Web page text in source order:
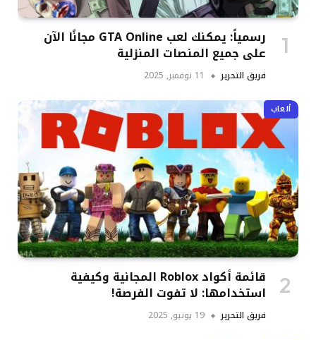
رسمياً: يمكنك لعب GTA Online مجانًا الآن
على جميع المنصات المنزلية
فريق التحرير 11 نوفمبر, 2025
ألعاب
قائمة أكواد Roblox المجانية وكيفية
استخدامها: لا تفوت الفرصة!
فريق التحرير 19 يونيو, 2025